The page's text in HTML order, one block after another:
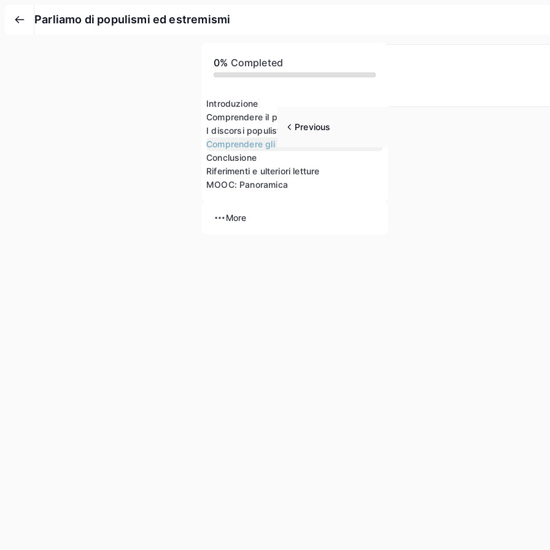
Parliamo di populismi ed estremismi
0% Completed
Introduzione
Comprendere il populismo
I discorsi populisti nella pratica
Comprendere gli estremismi
Conclusione
Riferimenti e ulteriori letture
MOOC: Panoramica
More
Previous